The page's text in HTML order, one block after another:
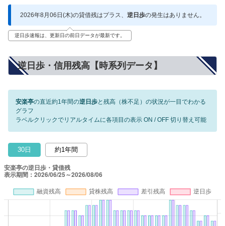
2026年8月06日(木)の貸借残はプラス、 逆日歩の発生はありません。
逆日歩速報は、更新日の前日データが最新です。
逆日歩・信用残高【時系列データ】
安楽亭の直近約1年間の逆日歩と残高（株不足）の状況が一目でわかる
グラフ
ラベルクリックでリアルタイムに各項目の表示 ON / OFF 切り替え可能
30日 約1年間